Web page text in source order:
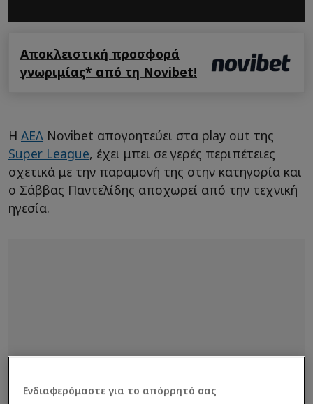
Αποκλειστική προσφορά
γνωριμίας* από τη Novibet!
H ΑΕΛ Νovibet απογοητεύει στα play out της
Super League, έχει μπει σε γερές περιπέτειες
σχετικά με την παραμονή της στην κατηγορία και
ο Σάββας Παντελίδης αποχωρεί από την τεχνική
ηγεσία.
Ενδιαφερόμαστε για το απόρρητό σας